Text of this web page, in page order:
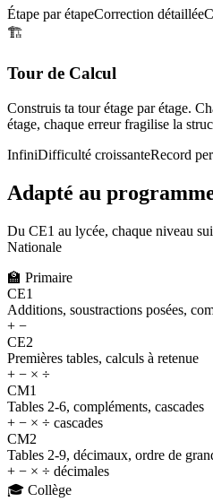
Étape par étapeCorrection détaillée
🏗️
Tour de Calcul
Construis ta tour étage par étage.
étage, chaque erreur fragilise la
InfiniDifficulté croissanteRecord
Adapté au
Du CE1 au lycée, chaque niveau
Nationale
🏫 Primaire
CE1
Additions, soustractions posées,
+ −
CE2
Premières tables, calculs à retenue
+ − × ÷
CM1
Tables 2-6, compléments, cascades
+ − × ÷ cascades
CM2
Tables 2-9, décimaux, ordre de
+ − × ÷ décimales
🎓 Collège